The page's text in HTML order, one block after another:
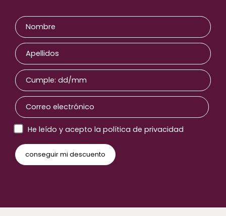
He leído y acepto la política de privacidad